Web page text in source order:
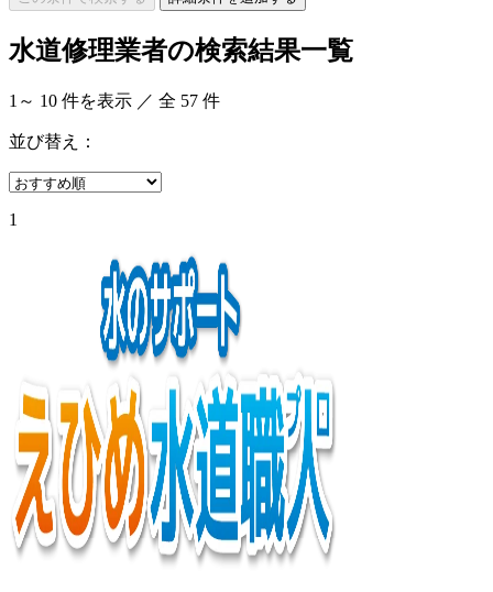
水道修理業者の検索結果一覧
1 ～ 10 件を表示 ／ 全 57 件
並び替え：
1